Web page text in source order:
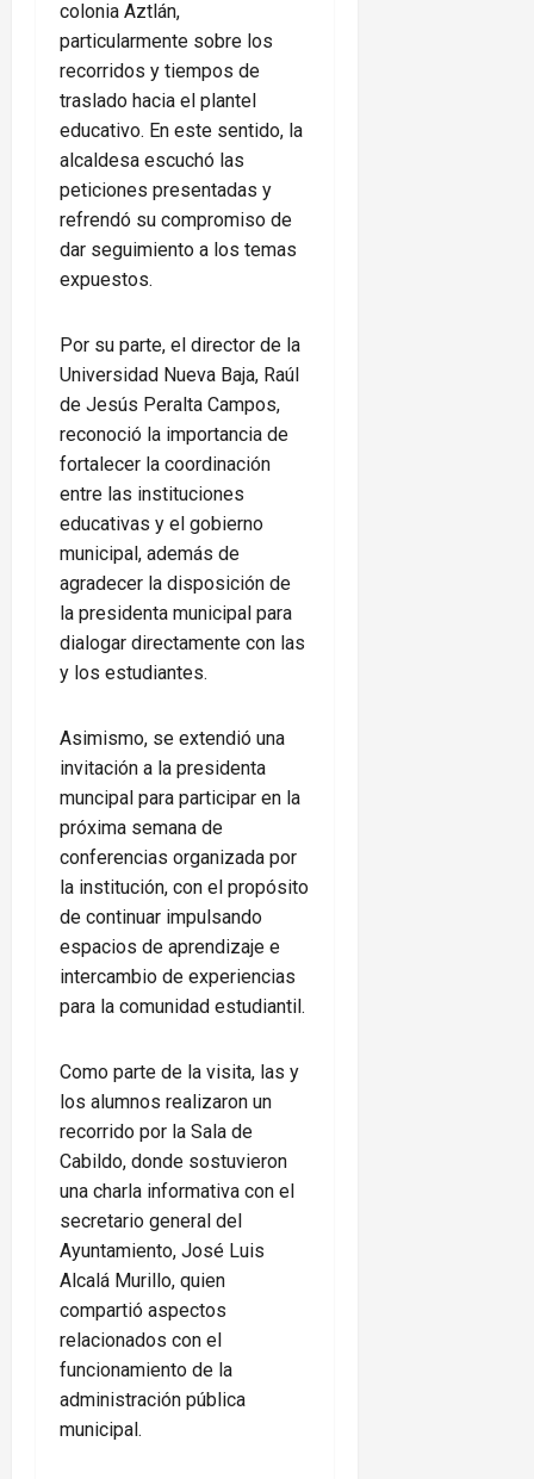
colonia Aztlán,
particularmente sobre los
recorridos y tiempos de
traslado hacia el plantel
educativo. En este sentido, la
alcaldesa escuchó las
peticiones presentadas y
refrendó su compromiso de
dar seguimiento a los temas
expuestos.
Por su parte, el director de la
Universidad Nueva Baja, Raúl
de Jesús Peralta Campos,
reconoció la importancia de
fortalecer la coordinación
entre las instituciones
educativas y el gobierno
municipal, además de
agradecer la disposición de
la presidenta municipal para
dialogar directamente con las
y los estudiantes.
Asimismo, se extendió una
invitación a la presidenta
muncipal para participar en la
próxima semana de
conferencias organizada por
la institución, con el propósito
de continuar impulsando
espacios de aprendizaje e
intercambio de experiencias
para la comunidad estudiantil.
Como parte de la visita, las y
los alumnos realizaron un
recorrido por la Sala de
Cabildo, donde sostuvieron
una charla informativa con el
secretario general del
Ayuntamiento, José Luis
Alcalá Murillo, quien
compartió aspectos
relacionados con el
funcionamiento de la
administración pública
municipal.